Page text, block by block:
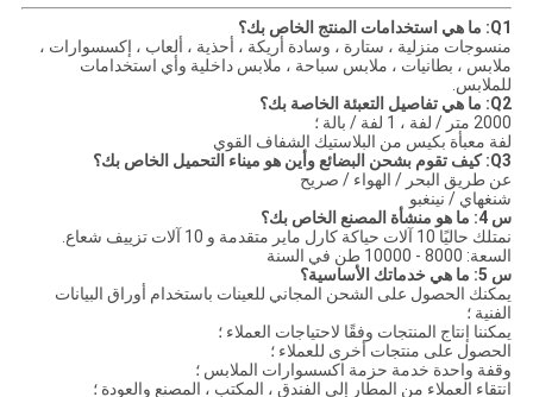
Q1: ما هي استخدامات المنتج الخاص بك؟
منسوجات منزلية ، ستارة ، وسادة أريكة ، أحذية ، ألعاب ، إكسسوارات ،
ملابس ، بطانيات ، ملابس سباحة ، ملابس داخلية وأي استخدامات
للملابس.
Q2: ما هي تفاصيل التعبئة الخاصة بك؟
2000 متر / لفة ، 1 لفة / بالة ؛
لفة معبأة بكيس من البلاستيك الشفاف القوي
Q3: كيف تقوم بشحن البضائع وأين هو ميناء التحميل الخاص بك؟
عن طريق البحر / الهواء / صريح
شنغهاي / نينغبو
س 4: ما هو منشأة المصنع الخاص بك؟
نمتلك حاليًا 10 آلات حياكة كارل ماير متقدمة و 10 آلات تزييف شعاع.
السعة: 8000 - 10000 طن في السنة
س 5: ما هي خدماتك الأساسية؟
يمكنك الحصول على الشحن المجاني للعينات باستخدام أوراق البيانات
الفنية ؛
يمكننا إنتاج المنتجات وفقًا لاحتياجات العملاء ؛
الحصول على منتجات أخرى للعملاء ؛
وقفة واحدة خدمة حزمة اكسسوارات الملابس ؛
انتقاء العملاء من المطار إلى الفندق ، المكتب ، المصنع والعودة ؛